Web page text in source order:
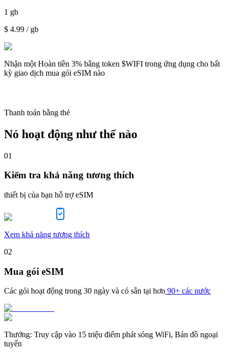
1 gb
$ 4.99 / gb
Nhận một Hoàn tiền 3% bằng token $WIFI trong ứng dụng cho bất
kỳ giao dịch mua gói eSIM nào
Thanh toán bằng thẻ
Nó hoạt động như thế nào
01
Kiểm tra khả năng tương thích
thiết bị của bạn hỗ trợ eSIM
Xem khả năng tương thích
02
Mua gói eSIM
Các gói hoạt động trong 30 ngày và có sẵn tại hơn 90+ các nước
Thưởng: Truy cập vào 15 triệu điểm phát sóng WiFi, Bản đồ ngoại
tuyến